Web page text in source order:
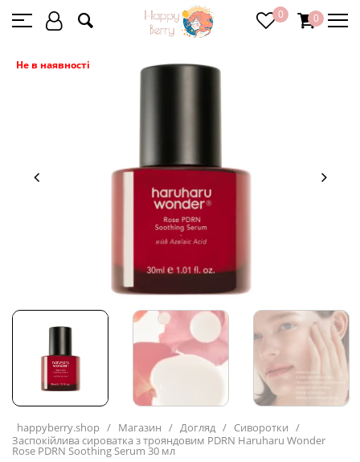
0 0
Не в наявності
happyberry.shop / Магазин / Догляд / Сиворотки /
Заспокійлива сироватка з трояндовим PDRN Haruharu Wonder
Rose PDRN Soothing Serum 30 мл